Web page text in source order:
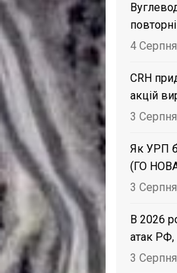
4
CRH
акцій
3
Як УРП
(ГО НОВА
3
В 2026
атак РФ,
3